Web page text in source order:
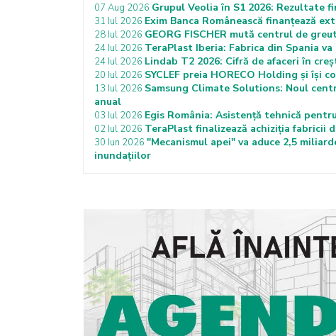
07 Aug 2026 Grupul Veolia în S1 2026: Rezultate
31 Iul 2026 Exim Banca Românească finanțează
28 Iul 2026 GEORG FISCHER mută centrul de
24 Iul 2026 TeraPlast Iberia: Fabrica din Spania
24 Iul 2026 Lindab T2 2026: Cifră de afaceri în
20 Iul 2026 SYCLEF preia HORECO Holding și își
13 Iul 2026 Samsung Climate Solutions: Noul
anual
03 Iul 2026 Egis România: Asistență tehnică
02 Iul 2026 TeraPlast finalizează achiziția fabricii
30 Iun 2026 "Mecanismul apei" va aduce 2,5
inundaţiilor